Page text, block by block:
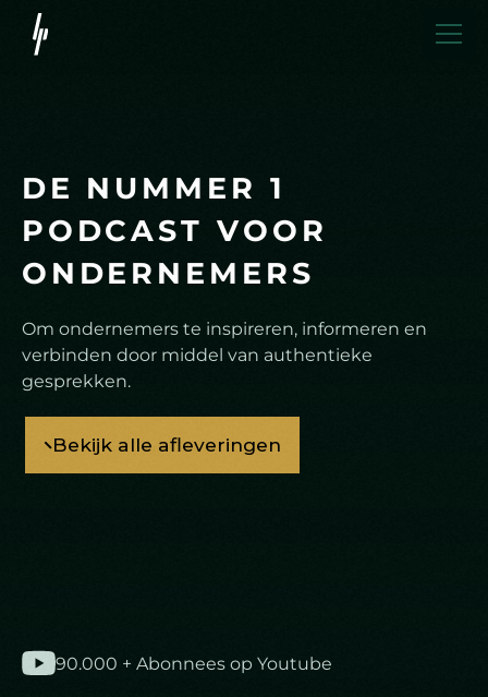
DE N U M M E R 1
PO DCAST VOO R
O N DE R N E M E RS
Om ondernemers te inspireren, informeren en
verbinden door middel van authentieke
gesprekken.
Bekijk alle afleveringen
90.000 + Abonnees op Youtube